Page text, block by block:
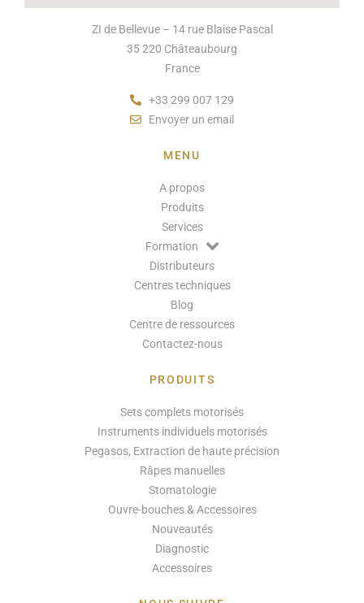
ZI de Bellevue – 14 rue Blaise Pascal
35 220 Châteaubourg
France
+33 299 007 129
Envoyer un email
MENU
A propos
Produits
Services
Formation
Distributeurs
Centres techniques
Blog
Centre de ressources
Contactez-nous
PRODUITS
Sets complets motorisés
Instruments individuels motorisés
Pegasos, Extraction de haute précision
Râpes manuelles
Stomatologie
Ouvre-bouches & Accessoires
Nouveautés
Diagnostic
Accessoires